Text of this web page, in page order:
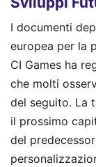
I documenti
europea per la
CI Games ha
che molti
del seguito. La
il prossimo
del